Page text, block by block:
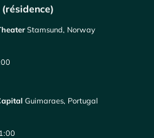
(résidence)
Stamsund, Norway
Guimaraes, Portugal